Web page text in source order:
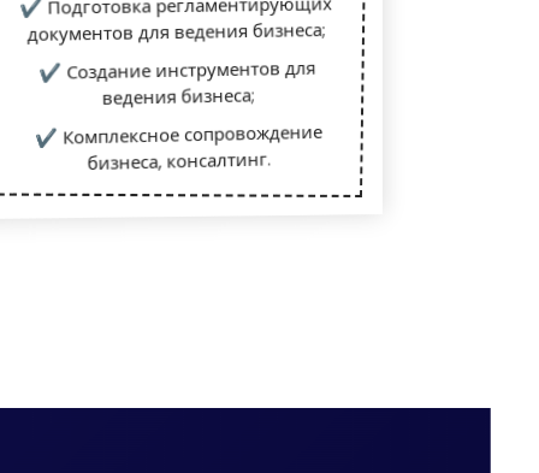
документов для ведения бизнеса;
✔ Создание инструментов для
ведения бизнеса;
✔ Комплексное сопровождение
бизнеса, консалтинг.